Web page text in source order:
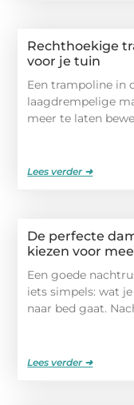
Rechthoekige
voor je tuin
Een trampoline in
laagdrempelige
meer te laten
Lees verder ➜
De perfecte
kiezen voor
Een goede
iets simpels: wat
naar bed gaat.
Lees verder ➜